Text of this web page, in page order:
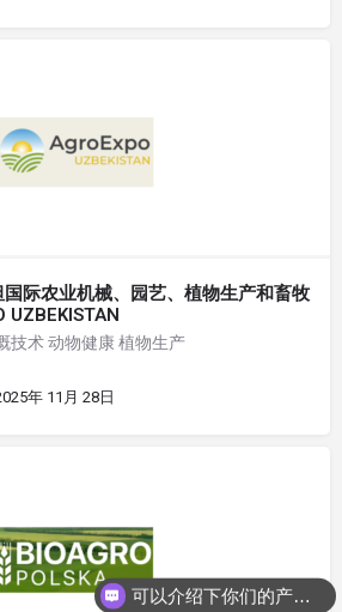
际农业机械、园艺、植物生产和畜牧
UZBEKISTAN
技术 动物健康 植物生产
年 11月 28日
可以介绍下你们的产品么